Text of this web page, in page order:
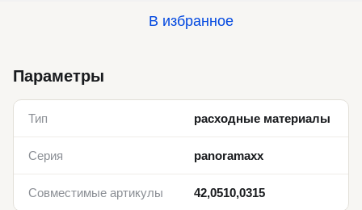
В избранное
Параметры
Тип расходные материалы
Серия panoramaxx
Совместимые артикулы 42,0510,0315